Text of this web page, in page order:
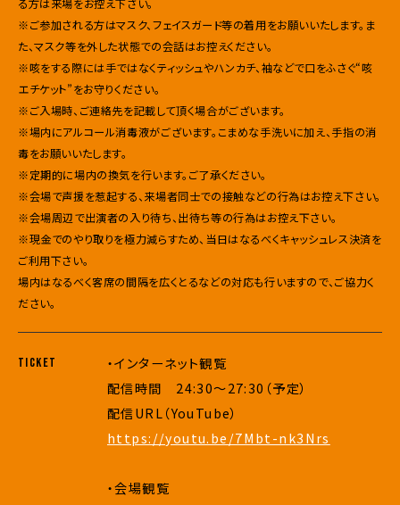
る方は来場をお控え下さい。
※ご参加される方はマスク、フェイスガード等の着用をお願いいたします。ま
た、マスク等を外した状態での会話はお控えください。
※咳をする際には手ではなくティッシュやハンカチ、袖などで口をふさぐ“咳
エチケット”をお守りください。
※ご入場時、ご連絡先を記載して頂く場合がございます。
※場内にアルコール消毒液がございます。こまめな手洗いに加え、手指の消
毒をお願いいたします。
※定期的に場内の換気を行います。ご了承ください。
※会場で声援を惹起する、来場者同士での接触などの行為はお控え下さい。
※会場周辺で出演者の入り待ち、出待ち等の行為はお控え下さい。
※現金でのやり取りを極力減らすため、当日はなるべくキャッシュレス決済を
ご利用下さい。
場内はなるべく客席の間隔を広くとるなどの対応も行いますので、ご協力く
ださい。
TICKET
・インターネット観覧
配信時間 24:30〜27:30（予定）
配信URL（YouTube）
https://youtu.be/7Mbt-nk3Nrs
・会場観覧